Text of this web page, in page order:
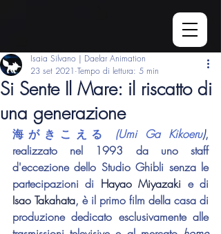
Si Sente Il Mare: il riscatto di
una generazione
Isaia Silvano | Daelar Animation
23 set 2021 Tempo di lettura: 5 min
海がきこえる (Umi Ga Kikoeru),
realizzato nel 1993 da uno staff
d'eccezione dello Studio Ghibli senza le
partecipazioni di Hayao Miyazaki
Isao Takahata, è il primo film della casa di
produzione dedicato esclusivamente alle